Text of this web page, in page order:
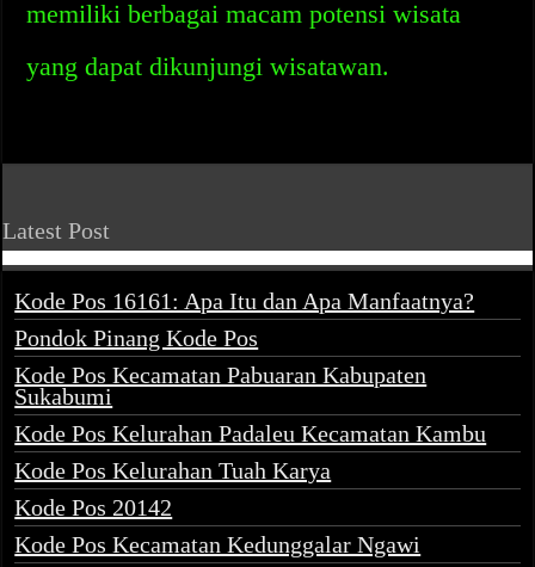
memiliki berbagai macam potensi wisata
yang dapat dikunjungi wisatawan.
Latest Post
Kode Pos 16161: Apa Itu dan Apa Manfaatnya?
Pondok Pinang Kode Pos
Kode Pos Kecamatan Pabuaran Kabupaten
Sukabumi
Kode Pos Kelurahan Padaleu Kecamatan Kambu
Kode Pos Kelurahan Tuah Karya
Kode Pos 20142
Kode Pos Kecamatan Kedunggalar Ngawi